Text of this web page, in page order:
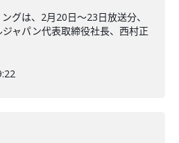
グは、2月20日〜23日放送分、
ャパン代表取締役社長、西村正